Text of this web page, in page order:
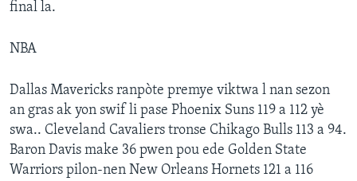
final la.
NBA
Dallas Mavericks ranpòte premye viktwa l nan sezon
an gras ak yon swif li pase Phoenix Suns 119 a 112 yè
swa.. Cleveland Cavaliers tronse Chikago Bulls 113 a 94.
Baron Davis make 36 pwen pou ede Golden State
Warriors pilon-nen New Orleans Hornets 121 a 116